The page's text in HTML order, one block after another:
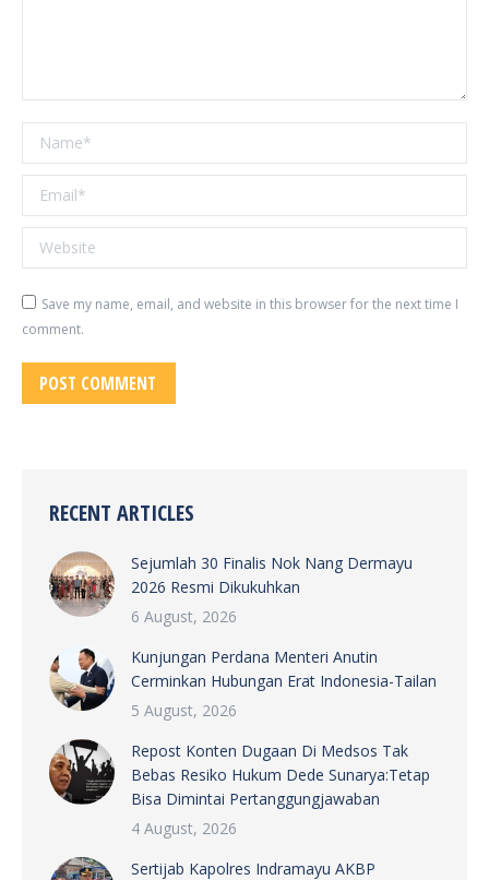
Name *
Email *
Website
Save my name, email, and website in this browser for the next time I
comment.
POST COMMENT
RECENT ARTICLES
Sejumlah 30 Finalis Nok Nang Dermayu
2026 Resmi Dikukuhkan
6 August, 2026
Kunjungan Perdana Menteri Anutin
Cerminkan Hubungan Erat Indonesia-Tailan
5 August, 2026
Repost Konten Dugaan Di Medsos Tak
Bebas Resiko Hukum Dede Sunarya:Tetap
Bisa Dimintai Pertanggungjawaban
4 August, 2026
Sertijab Kapolres Indramayu AKBP